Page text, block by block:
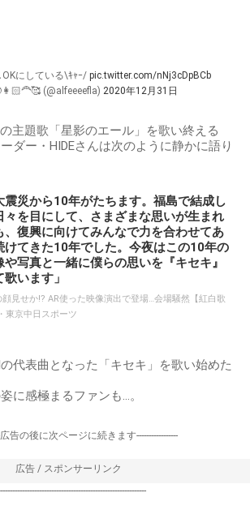
にしている\ｷｬｰ/ pic.twitter.com/nNj3cDpBCb
(@alfeeeefla) 2020年12月31日
主題歌「星影のエール」を歌い終える
ダー・HIDEさんは次のように静かに語り
震災から10年がたちます。福島で結成し
々を目にして、さまざまな思いが生まれ
、復興に向けてみんなで力を合わせてあ
けてきた10年でした。今夜はこの10年の
写真と一緒に僕らの思いを『キセキ』
います」
見せか!? AR使った映像演出で登場…会場騒然【紅白歌
東京中日スポーツ
代表曲となった「キセキ」を歌い始めた
に感極まるファンも…。
広告の後に次ページに続きます-----------------
広告 / スポンサーリンク